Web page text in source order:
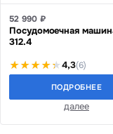
52 990 ₽
Посудомоечная
312.4
4,3(6)
ПОДРОБНЕЕ
далее